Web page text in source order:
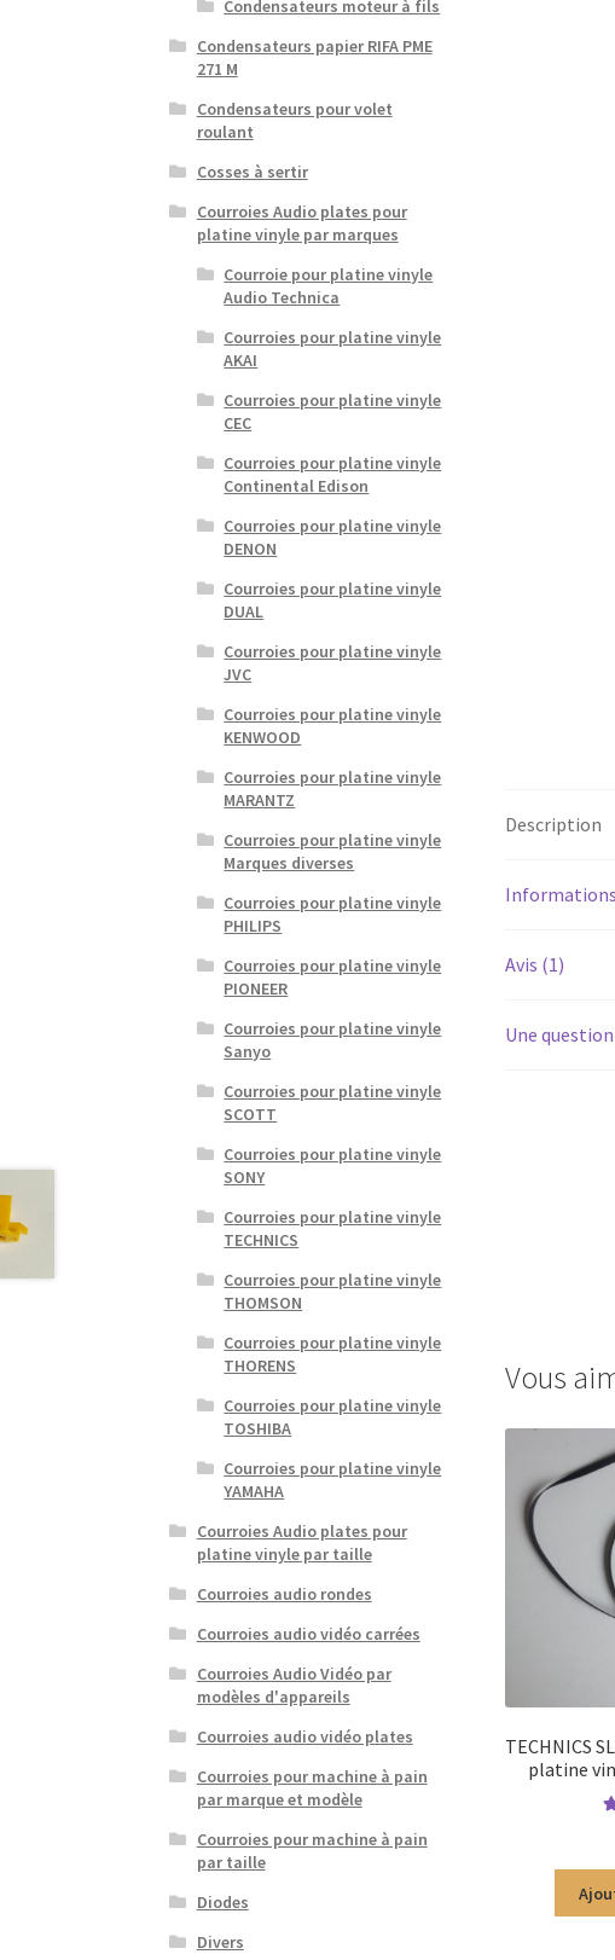
Description
Avis (1)
Une
Vous
TECHNICS
platine
Condensateurs moteur à fils
Condensateurs papier RIFA PME
271 M
Condensateurs pour volet
roulant
Cosses à sertir
Courroies Audio plates pour
platine vinyle par marques
Courroie pour platine vinyle
Audio Technica
Courroies pour platine vinyle
AKAI
Courroies pour platine vinyle
CEC
Courroies pour platine vinyle
Continental Edison
Courroies pour platine vinyle
DENON
Courroies pour platine vinyle
DUAL
Courroies pour platine vinyle
JVC
Courroies pour platine vinyle
KENWOOD
Courroies pour platine vinyle
MARANTZ
Courroies pour platine vinyle
Marques diverses
Courroies pour platine vinyle
PHILIPS
Courroies pour platine vinyle
PIONEER
Courroies pour platine vinyle
Sanyo
Courroies pour platine vinyle
SCOTT
Courroies pour platine vinyle
SONY
Courroies pour platine vinyle
TECHNICS
Courroies pour platine vinyle
THOMSON
Courroies pour platine vinyle
THORENS
Courroies pour platine vinyle
TOSHIBA
Courroies pour platine vinyle
YAMAHA
Courroies Audio plates pour
platine vinyle par taille
Courroies audio rondes
Courroies audio vidéo carrées
Courroies Audio Vidéo par
modèles d'appareils
Courroies audio vidéo plates
Courroies pour machine à pain
par marque et modèle
Courroies pour machine à pain
par taille
Diodes
Divers